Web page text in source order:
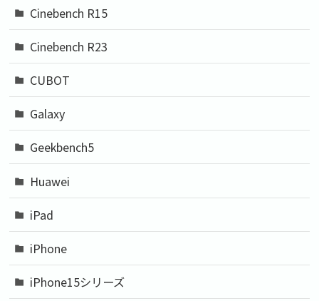
Cinebench R15
Cinebench R23
CUBOT
Galaxy
Geekbench5
Huawei
iPad
iPhone
iPhone15シリーズ